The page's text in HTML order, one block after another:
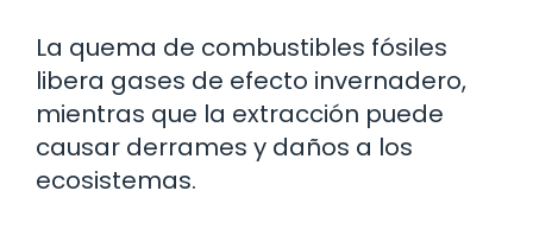
La quema de combustibles fósiles
libera gases de efecto invernadero,
mientras que la extracción puede
causar derrames y daños a los
ecosistemas.